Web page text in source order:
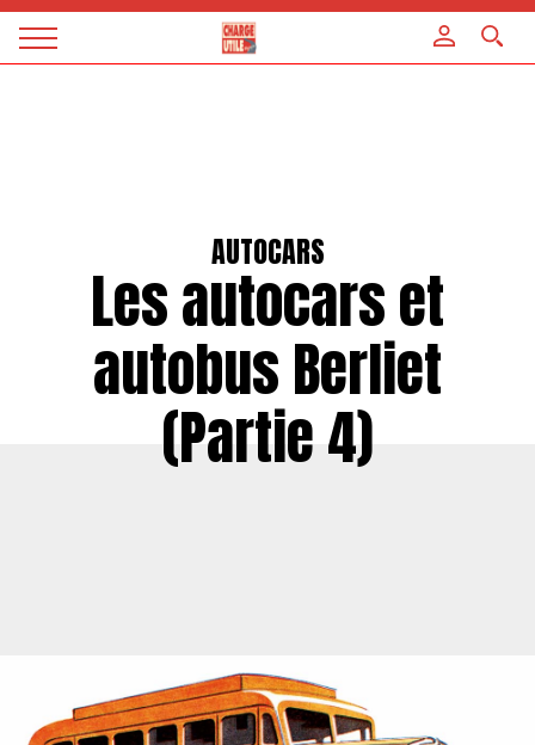
Magazine
AUTOCARS
Les autocars et
autobus Berliet
(Partie 4)
Panneau de gestion des cookies